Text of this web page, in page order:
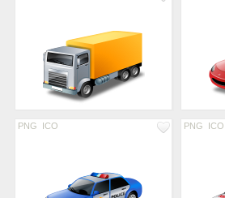
PNG ICO PNG ICO